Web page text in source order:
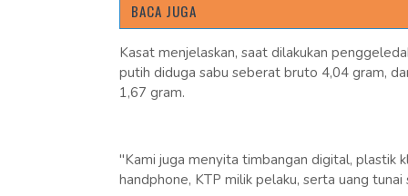
BACA JUGA
Kasat menjelaskan, saat dilakukan
putih diduga sabu seberat bruto 4,04 gram,
1,67 gram.
"Kami juga menyita timbangan digital, plastik
handphone, KTP milik pelaku, serta uang